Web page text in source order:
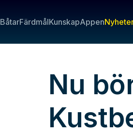
BåtarFärdmålKunskapAppen
Nu